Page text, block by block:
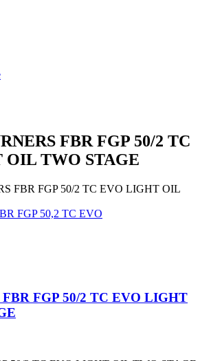
FBR FGP 50/2 TC
TWO STAGE
FBR FGP 50/2 TC EVO LIGHT OIL
FGP 50/2 TC EVO LIGHT